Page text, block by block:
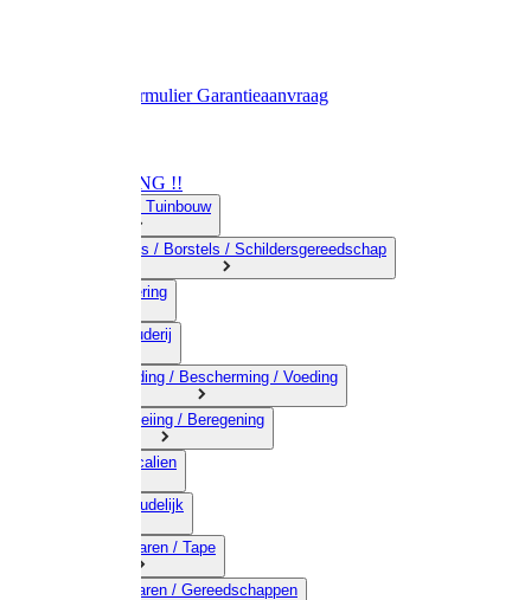
RetourformulierGarantieaanvraag
OPRUIMING !!
01) Land-& Tuinbouw
02) Bezems / Borstels / Schildersgereedschap
03) Afrastering
04) Veehouderij
05) Bestrijding / Bescherming / Voeding
06) Besproeiing / Beregening
07) Chemicalien
08) Huishoudelijk
09) Touwwaren / Tape
10) IJzerwaren / Gereedschappen